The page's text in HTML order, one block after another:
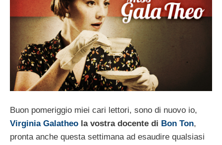
Buon pomeriggio miei cari lettori, sono di nuovo io,
Virginia Galatheo la vostra docente di Bon Ton,
pronta anche questa settimana ad esaudire qualsiasi